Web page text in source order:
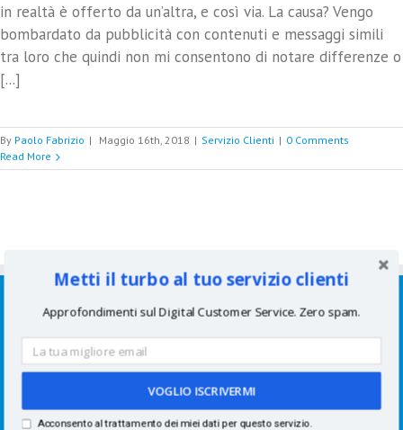
in realtà è offerto da un’altra, e così via. La causa? Vengo
bombardato da pubblicità con contenuti e messaggi simili
tra loro che quindi non mi consentono di notare differenze o
[...]
By Paolo Fabrizio | Maggio 16th, 2018 | Servizio Clienti | 0 Comments
Read More
Consulenze per aziende
Speaking
Metti il turbo al tuo servizio clienti
Approfondimenti sul Digital Customer Service. Zero spam.
VOGLIO ISCRIVERMI
Acconsento al trattamento dei miei dati per questo servizio.